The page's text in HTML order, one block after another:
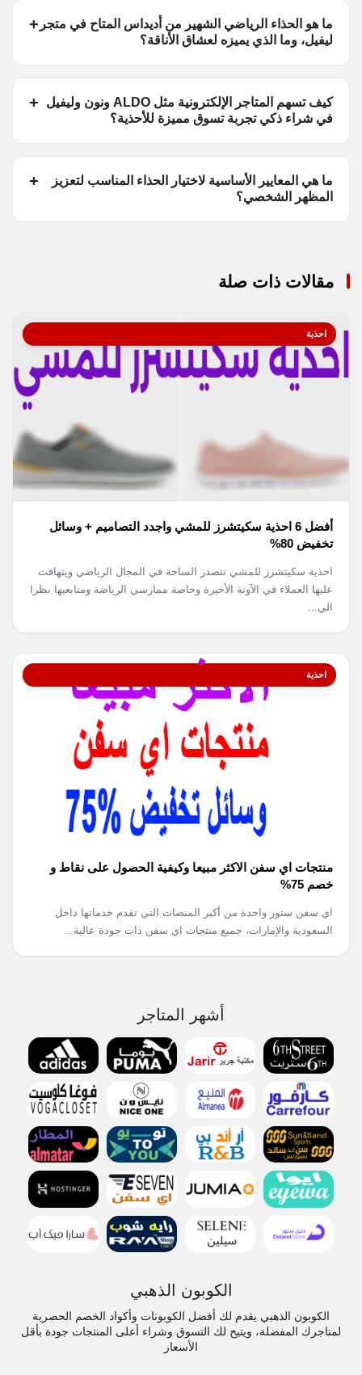
ما هو الحذاء الرياضي الشهير من أديداس المتاح في متجر
ليفيل، وما الذي يميزه لعشاق الأناقة؟
كيف تسهم المتاجر الإلكترونية مثل ALDO ونون وليفيل
في شراء ذكي تجربة تسوق مميزة للأحذية؟
ما هي المعايير الأساسية لاختيار الحذاء المناسب لتعزيز
المظهر الشخصي؟
مقالات ذات صلة
احذية
أفضل 6 احذية سكيتشرز للمشي واجدد التصاميم + وسائل
تخفيض 80%
احذية سكيتشرز للمشي تتصدر الساحة في المجال الرياضي ويتهافت
عليها العملاء في الآونة الأخيرة وخاصة ممارسي الرياضة ومتابعيها نظرا
الي...
احذية
منتجات اي سفن الاكثر مبيعا وكيفية الحصول على نقاط و
خصم 75%
اي سفن ستور واحدة من أكبر المنصات التي تقدم خدماتها داخل
السعودية والإمارات، جميع منتجات اي سفن ذات جودة عالية...
أشهر المتاجر
الكوبون الذهبي
الكوبون الذهبي يقدم لك أفضل الكوبونات وأكواد الخصم الحصرية
لمتاجرك المفضلة، ويتيح لك التسوق وشراء أعلى المنتجات جودة بأقل
الأسعار